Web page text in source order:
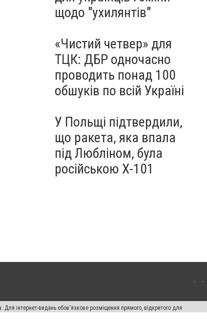
щодо "ухилянтів"
«Чистий четвер» для
ТЦК: ДБР одночасно
проводить понад 100
обшуків по всій Україні
У Польщі підтвердили,
що ракета, яка впала
під Любліном, була
російською Х-101
інтернет-видань обов'язкове розміщення прямого, відкритого для